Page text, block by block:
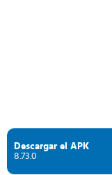
Descargar el APK
8.73.0